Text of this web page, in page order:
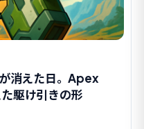
消えた日。Apex
駆け引きの形